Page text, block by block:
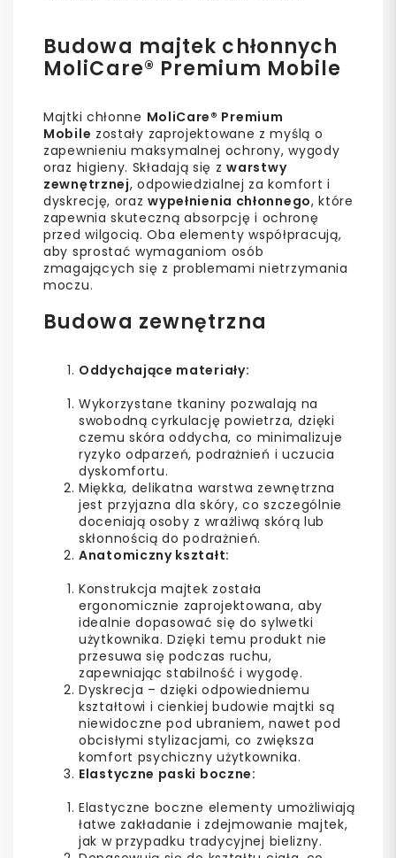
Budowa majtek chłonnych
MoliCare® Premium Mobile
Majtki chłonne MoliCare® Premium
Mobile zostały zaprojektowane z myślą o
zapewnieniu maksymalnej ochrony, wygody
oraz higieny. Składają się zwarstwy
zewnętrznej, odpowiedzialnej za komfort i
dyskrecję, orazwypełnienia chłonnego, które
zapewnia skuteczną absorpcję i ochronę
przed wilgocią. Oba elementy współpracują,
aby sprostać wymaganiom osób
zmagających się z problemami nietrzymania
moczu.
Budowa zewnętrzna
Oddychające materiały:
Wykorzystane tkaniny pozwalają na
swobodną cyrkulację powietrza, dzięki
czemu skóra oddycha, co minimalizuje
ryzyko odparzeń, podrażnień i uczucia
dyskomfortu.
Miękka, delikatna warstwa zewnętrzna
jest przyjazna dla skóry, co szczególnie
doceniają osoby z wrażliwą skórą lub
skłonnością do podrażnień.
Anatomiczny kształt:
Konstrukcja majtek została
ergonomicznie zaprojektowana, aby
idealnie dopasować się do sylwetki
użytkownika. Dzięki temu produkt nie
przesuwa się podczas ruchu,
zapewniając stabilność i wygodę.
Dyskrecja – dzięki odpowiedniemu
kształtowi i cienkiej budowie majtki są
niewidoczne pod ubraniem, nawet pod
obcisłymi stylizacjami, co zwiększa
komfort psychiczny użytkownika.
Elastyczne paski boczne:
Elastyczne boczne elementy umożliwiają
łatwe zakładanie i zdejmowanie majtek,
jak w przypadku tradycyjnej bielizny.